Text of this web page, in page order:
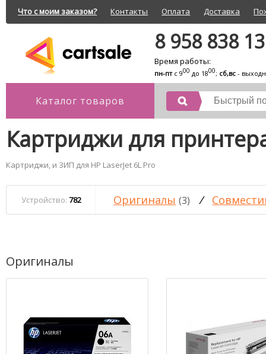
Что с моим заказом? Контакты Оплата Доставка
8 958 838
Время работы:
пн-птс 900 до 1800; сб,вс -
Каталог товаров
Картриджи для
Картриджи, и ЗИП для HP LaserJet 6L Pro
Устройство: 782 Оригиналы (3) /
Оригиналы